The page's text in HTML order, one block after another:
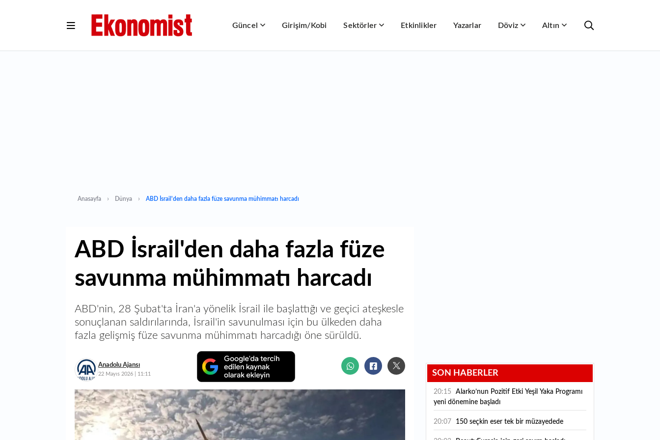
Güncel Girişim/Kobi Sektörler Etkinlikler Yazarlar Döviz Altın
Anasayfa Dünya ABD İsrail'den daha fazla füze savunma mühimmatı harcadı
ABD İsrail'den daha fazla füze
savunma mühimmatı harcadı
ABD'nin, 28 Şubat'ta İran'a yönelik İsrail ile başlattığı ve geçici ateşkesle
sonuçlanan saldırılarında, İsrail'in savunulması için bu ülkeden daha
fazla gelişmiş füze savunma mühimmatı harcadığı öne sürüldü.
Anadolu Ajansı
22 Mayıs 2026 | 11:11 SON HABERLER
20:15
Alarko’nun Pozitif Etki Yeşil Yaka Programı
yeni dönemine başladı
20:07 150 seçkin eser tek bir müzayedede